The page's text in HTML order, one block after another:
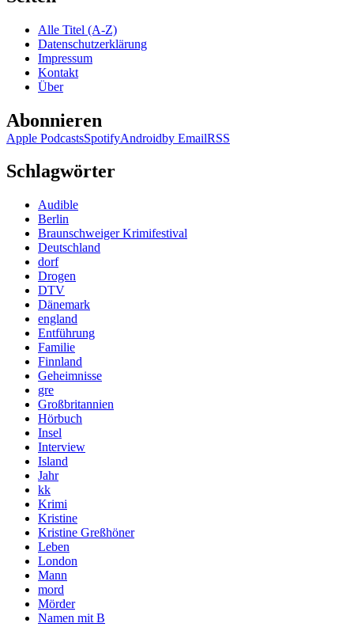
Alle Titel (A-Z)
Datenschutzerklärung
Impressum
Kontakt
Über
Abonnieren
Apple PodcastsSpotifyAndroidby EmailRSS
Schlagwörter
Audible
Berlin
Braunschweiger Krimifestival
Deutschland
dorf
Drogen
DTV
Dänemark
england
Entführung
Familie
Finnland
Geheimnisse
gre
Großbritannien
Hörbuch
Insel
Interview
Island
Jahr
kk
Krimi
Kristine
Kristine Greßhöner
Leben
London
Mann
mord
Mörder
Namen mit B